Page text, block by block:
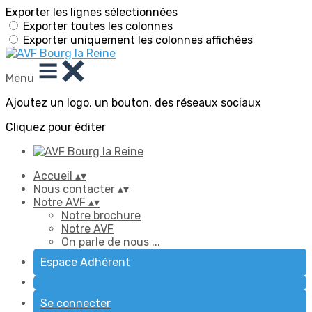
Exporter les lignes sélectionnées
Exporter toutes les colonnes
Exporter uniquement les colonnes affichées
Menu
Ajoutez un logo, un bouton, des réseaux sociaux
Cliquez pour éditer
Accueil ▴▾
Nous contacter ▴▾
Notre AVF ▴▾
Notre brochure
Notre AVF
On parle de nous ...
Espace Adhérent
Se connecter